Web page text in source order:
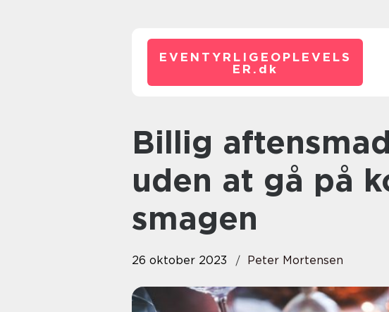
EVENTYRLIGEOPLEVELS
ER. dk
Billig aftensmad – Spar penge
uden at gå på
smagen
26 oktober 2023 Peter Mortensen